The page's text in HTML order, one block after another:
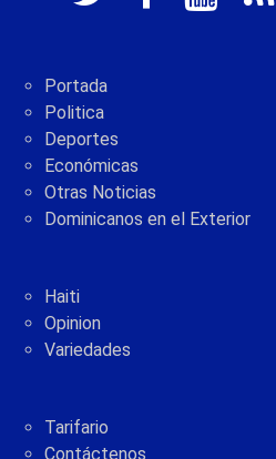
Portada
Politica
Deportes
Económicas
Otras Noticias
Dominicanos en el Exterior
Haiti
Opinion
Variedades
Tarifario
Contáctenos